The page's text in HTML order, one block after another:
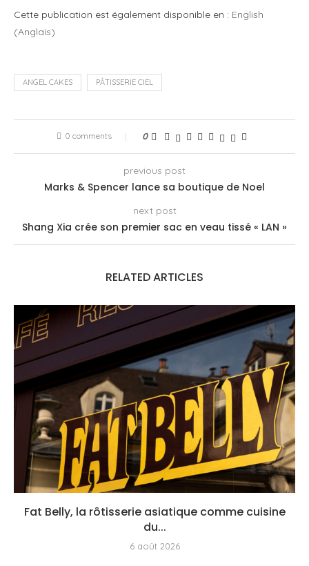
Cette publication est également disponible en : English
(Anglais)
ANGEL CAKES PÂTISSERIE CIEL
0 comments 0
previous post
Marks & Spencer lance sa boutique de Noel
next post
Shang Xia crée son premier sac en veau tissé « LAN »
RELATED ARTICLES
Fat Belly, la rôtisserie asiatique comme cuisine
du...
6 août 2026